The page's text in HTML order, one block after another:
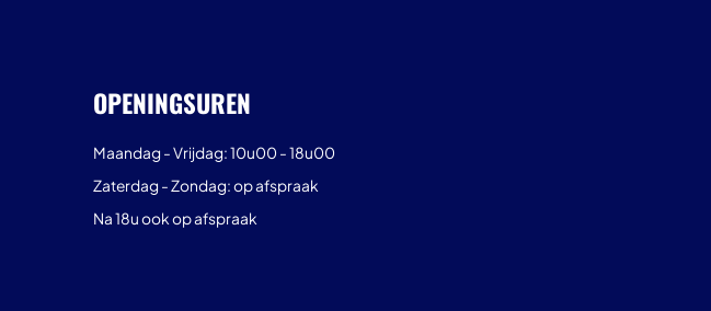
OPENINGSUREN
Maandag - Vrijdag: 10u00 - 18u00
Zaterdag - Zondag: op afspraak
Na 18u ook op afspraak